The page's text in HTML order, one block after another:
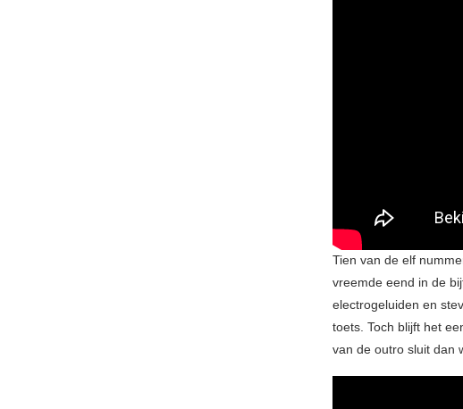
Tien van de elf
vreemde eend in de
electrogeluiden en
toets. Toch blijft het
van de outro sluit dan